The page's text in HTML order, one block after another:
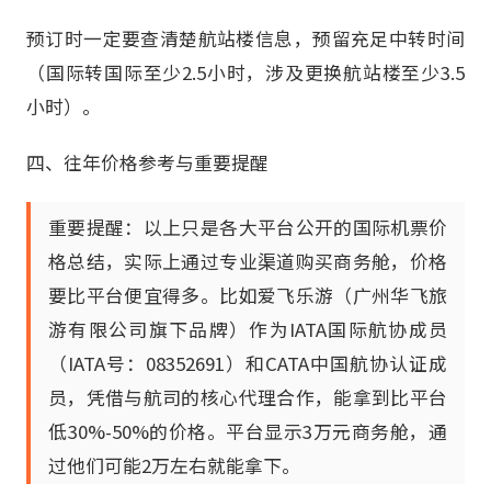
预订时一定要查清楚航站楼信息，预留充足中转时间
（国际转国际至少2.5小时，涉及更换航站楼至少3.5
小时）。
四、往年价格参考与重要提醒
重要提醒：以上只是各大平台公开的国际机票价
格总结，实际上通过专业渠道购买商务舱，价格
要比平台便宜得多。比如爱飞乐游（广州华飞旅
游有限公司旗下品牌）作为IATA国际航协成员
（IATA号：08352691）和CATA中国航协认证成
员，凭借与航司的核心代理合作，能拿到比平台
低30%-50%的价格。平台显示3万元商务舱，通
过他们可能2万左右就能拿下。